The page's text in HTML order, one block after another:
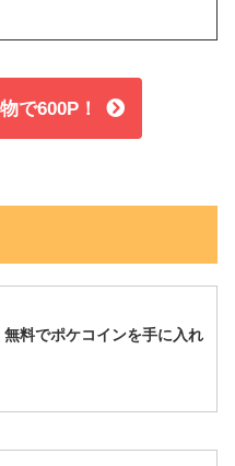
で600P！
無料でポケコインを手に入れ